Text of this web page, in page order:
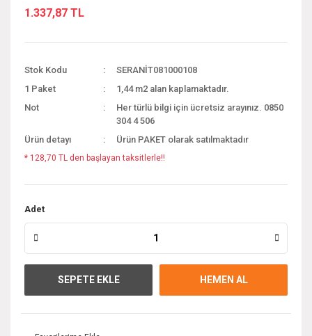
1.337,87 TL
Stok Kodu
SERANİT081000108
1 Paket
1,44 m2 alan kaplamaktadır.
Not
Her türlü bilgi için ücretsiz arayınız. 0850
304 4 506
Ürün detayı
Ürün PAKET olarak satılmaktadır
* 128,70 TL den başlayan taksitlerle!!
Adet
SEPETE EKLE HEMEN AL